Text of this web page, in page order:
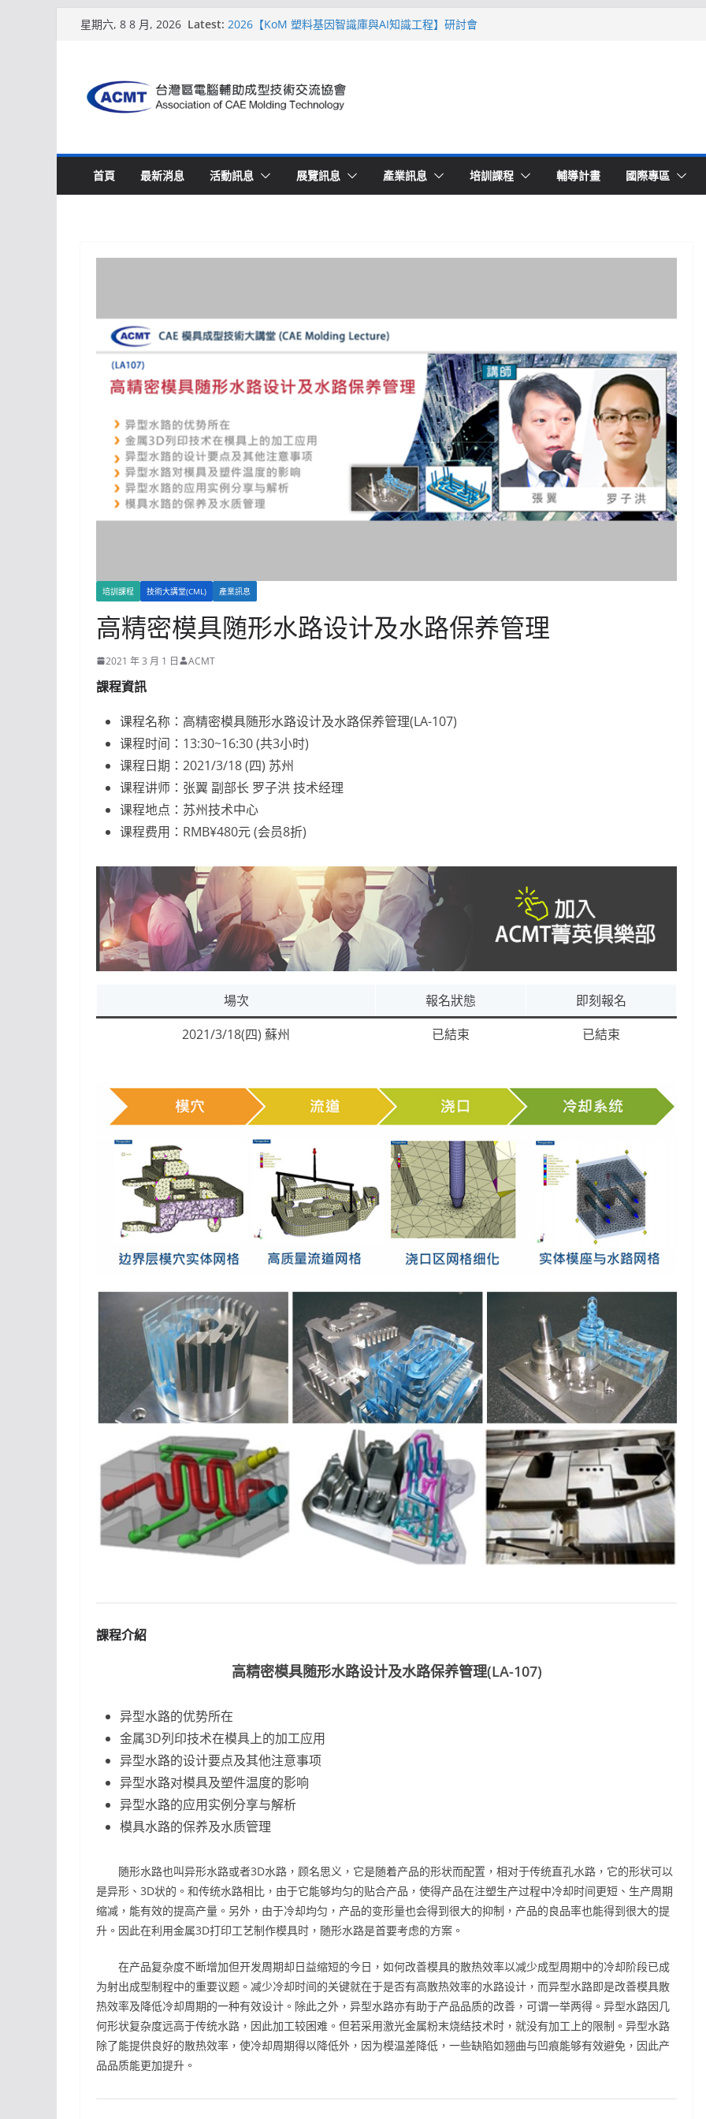
星期六, 8 8 月, 2026 Latest: 2026【KoM 塑料基因智識庫與AI知識工程】研討會
場
ACMT打造「Smart Molding 模塑智造平台」主題館
首頁 最新消息 活動訊息 展覽訊息 產業訊息 培訓課程 輔導計畫 國際專區
培訓課程 技術大講堂(CML) 產業訊息
高精密模具随形水路设计及水路保养管理
2021 年 3 月 1 日 ACMT
課程資訊
课程名称：高精密模具随形水路设计及水路保养管理(LA-107)
课程时间：13:30~16:30 (共3小时)
课程日期：2021/3/18 (四) 苏州
课程讲师：张翼 副部长 罗子洪 技术经理
课程地点：苏州技术中心
课程费用：RMB¥480元 (会员8折)
場次 報名狀態
即刻報名
2021/3/18(四) 蘇州
已結束 已結束
課程介紹
高精密模具随形水路设计及水路保养管理(LA-107)
异型水路的优势所在
金属3D列印技术在模具上的加工应用
异型水路的设计要点及其他注意事项
异型水路对模具及塑件温度的影响
异型水路的应用实例分享与解析
模具水路的保养及水质管理
随形水路也叫异形水路或者3D水路，顾名思义，它是随着产品的形状而配置，相对于传统直孔水路，它的形状可以
是异形、3D状的。和传统水路相比，由于它能够均匀的贴合产品，使得产品在注塑生产过程中冷却时间更短、生产周期
缩减，能有效的提高产量。另外，由于冷却均匀，产品的变形量也会得到很大的抑制，产品的良品率也能得到很大的提
升。因此在利用金属3D打印工艺制作模具时，随形水路是首要考虑的方案。
在产品复杂度不断增加但开发周期却日益缩短的今日，如何改善模具的散热效率以减少成型周期中的冷却阶段已成
为射出成型制程中的重要议题。减少冷却时间的关键就在于是否有高散热效率的水路设计，而异型水路即是改善模具散
热效率及降低冷却周期的一种有效设计。除此之外，异型水路亦有助于产品品质的改善，可谓一举两得。异型水路因几
何形状复杂度远高于传统水路，因此加工较困难。但若采用激光金属粉末烧结技术时，就没有加工上的限制。异型水路
除了能提供良好的散热效率，使冷却周期得以降低外，因为模温差降低，一些缺陷如翘曲与凹痕能够有效避免，因此产
品品质能更加提升。